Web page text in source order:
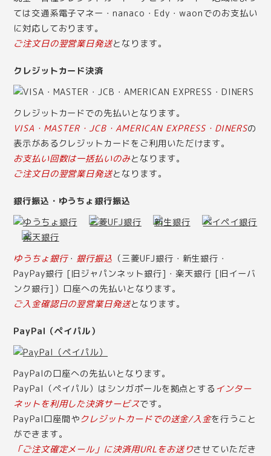
ては交通系電子マネー・nanaco・Edy・waonでのお支払い
に対応しております。
ご注文日の翌営業日発送となります。
クレジットカード決済
クレジットカードでの先払いとなります。
VISA・MASTER・JCB・AMERICAN EXPRESS・DINERSの
表示があるクレジットカードをご利用いただけます。
お支払い回数は一括払いのみとなります。
ご注文日の翌営業日発送となります。
銀行振込・ゆうちょ銀行振込
ゆうちょ銀行・銀行振込 （三菱UFJ銀行・新生銀行・
PayPay銀行 [旧ジャパンネット銀行]・楽天銀行 [旧イーバ
ンク銀行]）口座への先払いとなります。
ご入金確認日の翌営業日発送となります。
PayPal（ペイパル）
PayPalの口座への先払いとなります。
PayPal（ペイパル）はシンガポールを拠点とする インター
ネットを利用した決済サービスです。
PayPal口座間やクレジットカードでの送金/入金を行うこと
ができます。
「ご注文確定メール」に決済用URLをお送りさせていただき